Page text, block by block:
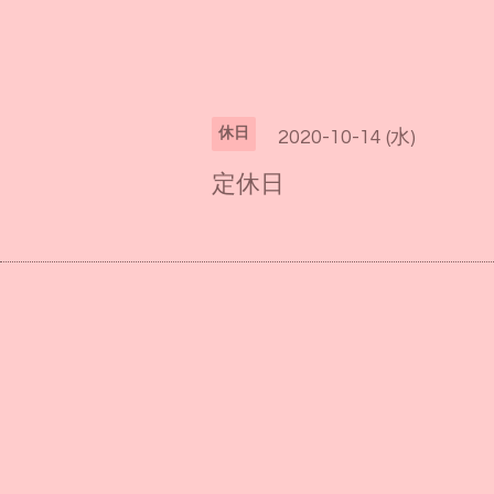
休日 2020-10-14 (水)
定休日